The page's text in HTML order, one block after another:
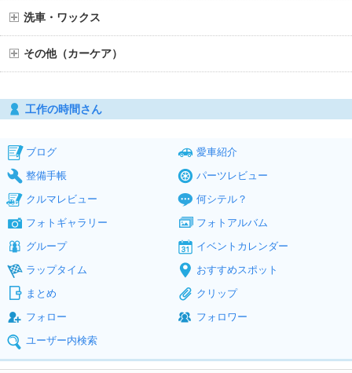
洗車・ワックス
その他（カーケア）
工作の時間さん
ブログ
愛車紹介
整備手帳
パーツレビュー
クルマレビュー
何シテル？
フォトギャラリー
フォトアルバム
グループ
イベントカレンダー
ラップタイム
おすすめスポット
まとめ
クリップ
フォロー
フォロワー
ユーザー内検索